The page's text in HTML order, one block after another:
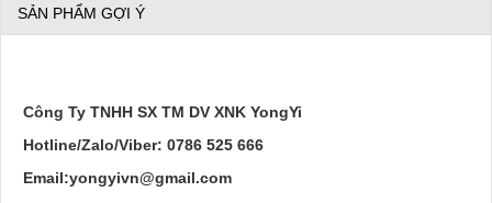
SẢN PHẨM GỢI Ý
Công Ty TNHH SX TM DV XNK YongYi
Hotline/Zalo/Viber: 0786 525 666
Email:yongyivn@gmail.com